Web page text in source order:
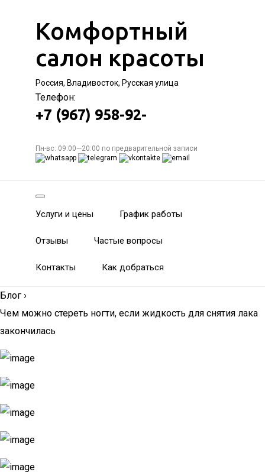
Комфортный
салон красоты
Россия, Владивосток, Русская улица
Телефон:
+7 (967) 958-92-
Пн-вс: 09:00—20:00 по предварительной записи
Услуги и цены График работы
Отзывы Частые вопросы
Контакты Как добраться
Блог ›
Чем можно стереть ногти, если жидкость для снятия лака
закончилась